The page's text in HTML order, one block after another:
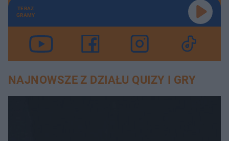
TERAZ
GRAMY
NAJNOWSZE Z DZIAŁU QUIZY I GRY